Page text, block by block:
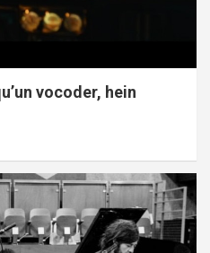
vocoder, hein